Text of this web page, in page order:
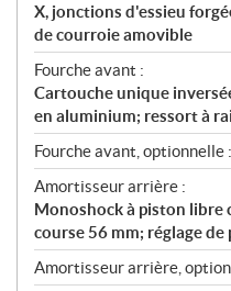
X, jonctions d'essieu
de courroie amovible
Fourche avant :
Cartouche unique
en aluminium; ressort à
Fourche avant, optionnelle :
Amortisseur arrière :
Monoshock à piston libre
course 56 mm; réglage
Amortisseur arrière,